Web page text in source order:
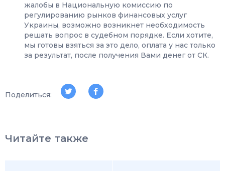
жалобы в Национальную комиссию по
регулированию рынков финансовых услуг
Украины, возможно возникнет необходимость
решать вопрос в судебном порядке. Если хотите,
мы готовы взяться за это дело, оплата у нас только
за результат, после получения Вами денег от СК.
Поделиться:
Читайте также